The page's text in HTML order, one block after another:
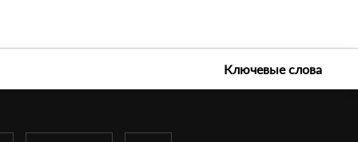
Ключевые слова